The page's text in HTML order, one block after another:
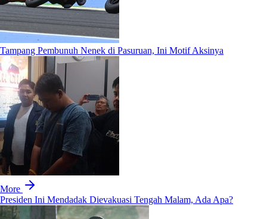
Tampang Pembunuh Nenek di Pasuruan, Ini Motif Aksinya
More
Presiden Ini Mendadak Dievakuasi Tengah Malam, Ada Apa?